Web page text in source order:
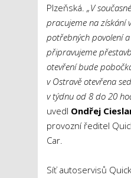
Plzeňská. „V
pracujeme na získání
potřebných povolení a
připravujeme
otevření bude
v Ostravě otevřena
v týdnu od 8 do 20
uvedl Ondřej
provozní ředitel
Car.
Síť autoservisů